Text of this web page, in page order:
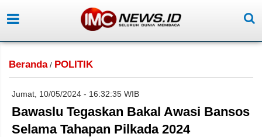
Beranda/ POLITIK
Jumat, 10/05/2024 - 16:32:35 WIB
Bawaslu Tegaskan Bakal Awasi Bansos
Selama Tahapan Pilkada 2024